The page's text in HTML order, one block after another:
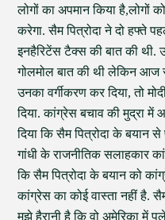
लोगों का अपमान किया है,लोगों
करेगा. सैम पित्रोदा ने दो हफ्ते
इनहैरिटेंस टैक्स की बात की
गोलमोल बात की थी लेकिन आज
उनका वर्गीकरण कर दिया, तो
दिया. कांग्रेस बचाव की मुद्रा
दिया कि सैम पित्रोदा के बयान से
गांधी के राजनीतिक सलाहकार
कि सैम पित्रोदा के बयान को
कांग्रेस का कोई वास्ता नहीं है.
मुझे हैरानी है कि वो अमेरिका में